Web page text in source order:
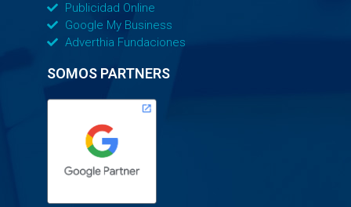
Publicidad Online
Google My Business
Adverthia Fundaciones
SOMOS PARTNERS